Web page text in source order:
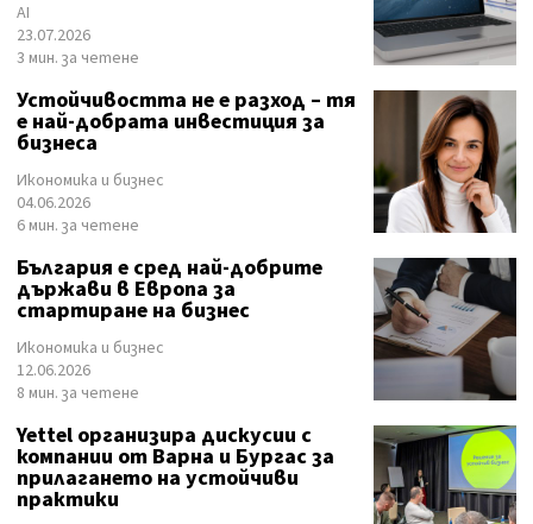
AI
23.07.2026
3 мин. за четене
Устойчивостта не е разход – тя
е най-добрата инвестиция за
бизнеса
Икономика и бизнес
04.06.2026
6 мин. за четене
България е сред най-добрите
държави в Европа за
стартиране на бизнес
Икономика и бизнес
12.06.2026
8 мин. за четене
Yettel организира дискусии с
компании от Варна и Бургас за
прилагането на устойчиви
практики